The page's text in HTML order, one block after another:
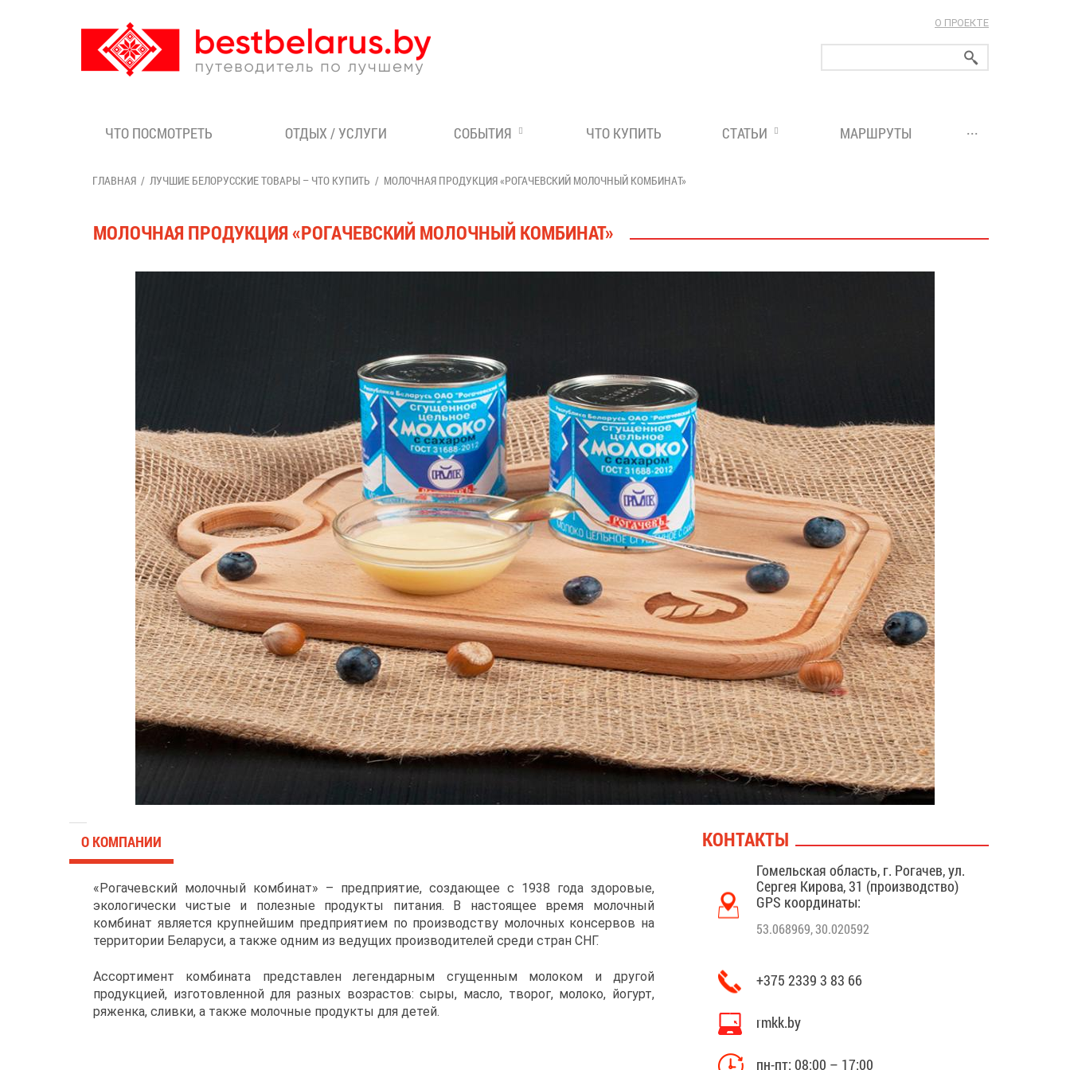
О ПРОЕКТЕ
ЧТО ПОСМОТРЕТЬ ОТДЫХ / УСЛУГИ СОБЫТИЯ ЧТО КУПИТЬ СТАТЬИ МАРШРУТЫ ...
ГЛАВНАЯ ЛУЧШИЕ БЕЛОРУССКИЕ ТОВАРЫ – ЧТО КУПИТЬ МОЛОЧНАЯ ПРОДУКЦИЯ «РОГАЧЕВСКИЙ МОЛОЧНЫЙ КОМБИНАТ»
МОЛОЧНАЯ ПРОДУКЦИЯ «РОГАЧЕВСКИЙ МОЛОЧНЫЙ КОМБИНАТ»
О КОМПАНИИ
«Рогачевский молочный комбинат» – предприятие, создающее с 1938 года здоровые,
экологически чистые и полезные продукты питания. В настоящее время молочный
комбинат является крупнейшим предприятием по производству молочных консервов на
территории Беларуси, а также одним из ведущих производителей среди стран СНГ.
Ассортимент комбината представлен легендарным сгущенным молоком и другой
продукцией, изготовленной для разных возрастов: сыры, масло, творог, молоко, йогурт,
ряженка, сливки, а также молочные продукты для детей.
КОНТАКТЫ
Гомельская область, г. Рогачев, ул.
Сергея Кирова, 31 (производство)
GPS координаты:
53.068969, 30.020592
+375 2339 3 83 66
rmkk.by
пн-пт: 08:00 – 17:00